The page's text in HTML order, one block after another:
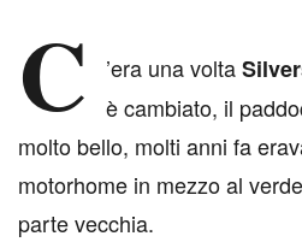
C ’era una volta
è cambiato, il
molto bello, molti anni fa
motorhome in mezzo al
parte vecchia.